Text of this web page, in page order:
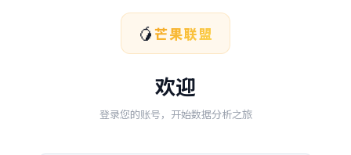
🥭芒果联盟
欢迎
登录您的账号，开始数据分析之旅